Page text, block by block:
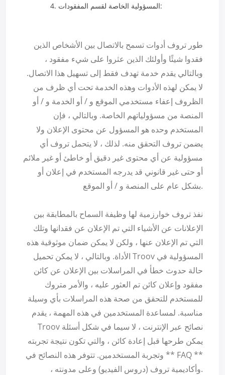
المسؤولية الخاصة لقسم المفقودات:
طور تروف أدوات تسمح بالاتصال بين الأشخاص الذين
فقدوا شيئًا وأولئك الذين عثروا على شيء مفقود ،
وبالتالي يقدم خدمة تهدف فقط إلى تسهيل هذا الاتصال.
لا يمكن لهذه الأدوات وهذه الخدمة تحت أي ظرف من
الظروف إعفاء مستخدمي الموقع و / أو الخدمة و / أو
المنصة من مسؤولياتهم الخاصة. وبالتالي ، فإن
المستخدم وحده هو المسؤول عن محتوى الإعلان ولا
يضمن تروف التحقق منه. لذلك ، لا يتحمل تروف أي
مسؤولية عن أي محتوى غير دقيق أو خاطئ أو غير ملائم
أو حتى غير قانوني قد يدرجه المستخدم في إعلان أو
بشكل عام على المنصة و / أو الموقع.
نفذ تروف خوارزمية لها وظيفة السماح بالمطابقة بين
الإعلانات عن الأشياء التي تم الإعلان عن فقدانها وتلك
التي تم الإعلان عنها ، ولكن لا يمكن ضمان موثوقية هذه
الأداة. وبالتالي ، لا يمكن تحميل Troov المسؤولية في
حالة حدوث خطأ في المراسلات بين الإعلان عن كائن
مفقود وإعلان كائن تم العثور عليه ، والأمر متروك
للمستخدم للتحقق من صحة هذه المراسلات بأي وسيلة
مناسبة. لمساعدة المستخدمين في هذه المهمة ، يقدم
Troov نصائح عبر الإنترنت ، لا سيما في شكل أسئلة
يمكن طرحها قبل إعادة كائن ، والتي تكون نتيجة تجربته
وتجربة المستخدمين. تتوفر هذه النصائح في ** FAQ **
، وأكاديمية تروف (دروس الفيديو) وعلى مدونته.